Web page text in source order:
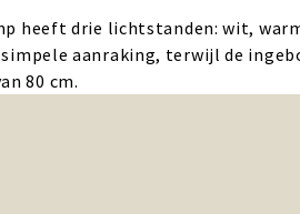
heeft drie lichtstanden: wit,
aanraking, terwijl de
80 cm.